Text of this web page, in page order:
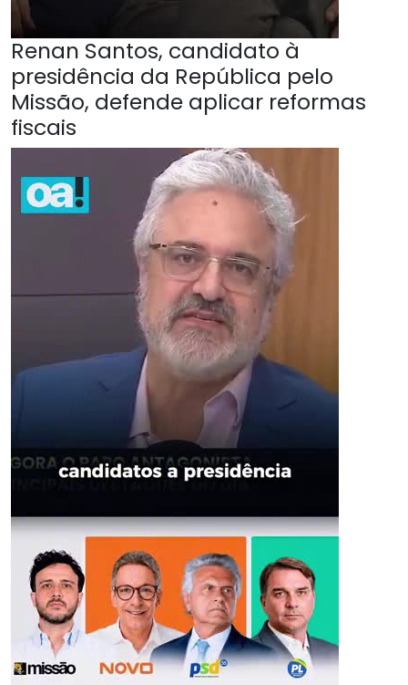
Renan Santos, candidato à
presidência da República pelo
Missão, defende aplicar reformas
fiscais